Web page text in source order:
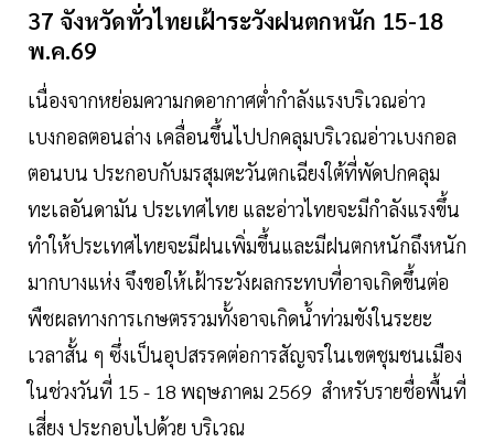
37 จังหวัดทั่วไทยเฝ้าระวังฝนตกหนัก 15-18
พ.ค.69
เนื่องจากหย่อมความกดอากาศต่ำกำลังแรงบริเวณอ่าว
เบงกอลตอนล่าง เคลื่อนขึ้นไปปกคลุมบริเวณอ่าวเบงกอล
ตอนบน ประกอบกับมรสุมตะวันตกเฉียงใต้ที่พัดปกคลุม
ทะเลอันดามัน ประเทศไทย และอ่าวไทยจะมีกำลังแรงขึ้น
ทำให้ประเทศไทยจะมีฝนเพิ่มขึ้นและมีฝนตกหนักถึงหนัก
มากบางแห่ง จึงขอให้เฝ้าระวังผลกระทบที่อาจเกิดขึ้นต่อ
พืชผลทางการเกษตรรวมทั้งอาจเกิดน้ำท่วมขังในระยะ
เวลาสั้น ๆ ซึ่งเป็นอุปสรรคต่อการสัญจรในเขตชุมชนเมือง
ในช่วงวันที่ 15 - 18 พฤษภาคม 2569 สำหรับรายชื่อพื้นที่
เสี่ยง ประกอบไปด้วย บริเวณ